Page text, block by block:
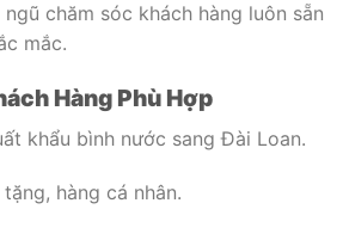
chăm sóc khách hàng luôn sẵn
mắc.
Hàng Phù Hợp
khẩu bình nước sang Đài Loan.
hàng cá nhân.